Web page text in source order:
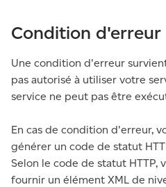
Condition d'erreur
Une condition d'erreur
pas autorisé à utiliser votre
service ne peut pas être
En cas de condition d'erreur,
générer un code de statut
Selon le code de statut HTTP,
fournir un élément XML de